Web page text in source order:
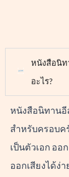
หนังสือนิท
อะไร?
หนังสือนิทานอี
สำหรับครอบค
เป็นตัวเอก ออ
ออกเสียงได้ง่